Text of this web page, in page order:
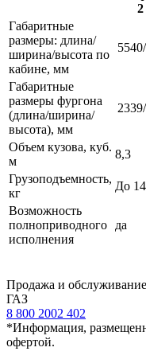
2
Габаритные
размеры: длина/
ширина/высота по
кабине, мм
Габаритные
размеры фургона
(длина/ширина/
высота), мм
Объем кузова, куб.
м
8,3
Грузоподъемность,
кг
До
Возможность
полноприводного
исполнения
да
Продажа и
ГАЗ
8 800 2002 402
*Информация,
офертой.